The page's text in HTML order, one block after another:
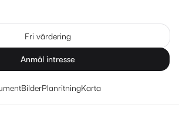
Fri värdering
Anmäl intresse
BilderPlanritningKarta